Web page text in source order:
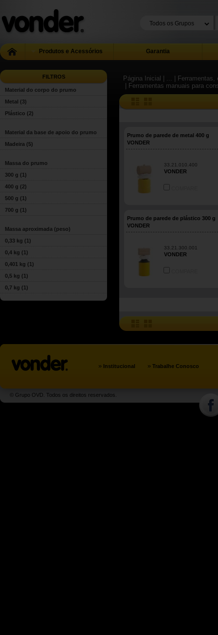
Produtos e Acessórios Garantia
FILTROS
Material do corpo do prumo
Metal (3)
Plástico (2)
Material da base de apoio do prumo
Madeira (5)
Massa do prumo
300 g (1)
400 g (2)
500 g (1)
700 g (1)
Massa aproximada (peso)
0,33 kg (1)
0,4 kg (1)
0,401 kg (1)
0,5 kg (1)
0,7 kg (1)
Página Inicial | ...
|
| Ferramentas manuais para
Prumo de parede de metal 400 g
VONDER
33.21.010.400
VONDER
Prumo de parede de plástico 300 g
VONDER
33.21.300.001
VONDER
» Institucional » Trabalhe Conosco
© Grupo OVD. Todos os direitos reservados.